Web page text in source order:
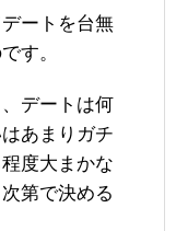
ートを台無
す。
デートは何
あまりガチ
度大まかな
第で決める